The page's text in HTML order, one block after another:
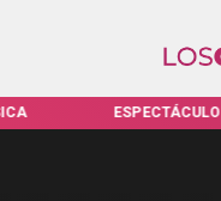
ESPECTÁCULO